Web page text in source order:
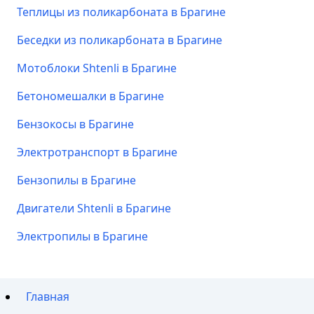
Теплицы из поликарбоната в Брагине
Беседки из поликарбоната в Брагине
Мотоблоки Shtenli в Брагине
Бетономешалки в Брагине
Бензокосы в Брагине
Электротранспорт в Брагине
Бензопилы в Брагине
Двигатели Shtenli в Брагине
Электропилы в Брагине
Главная